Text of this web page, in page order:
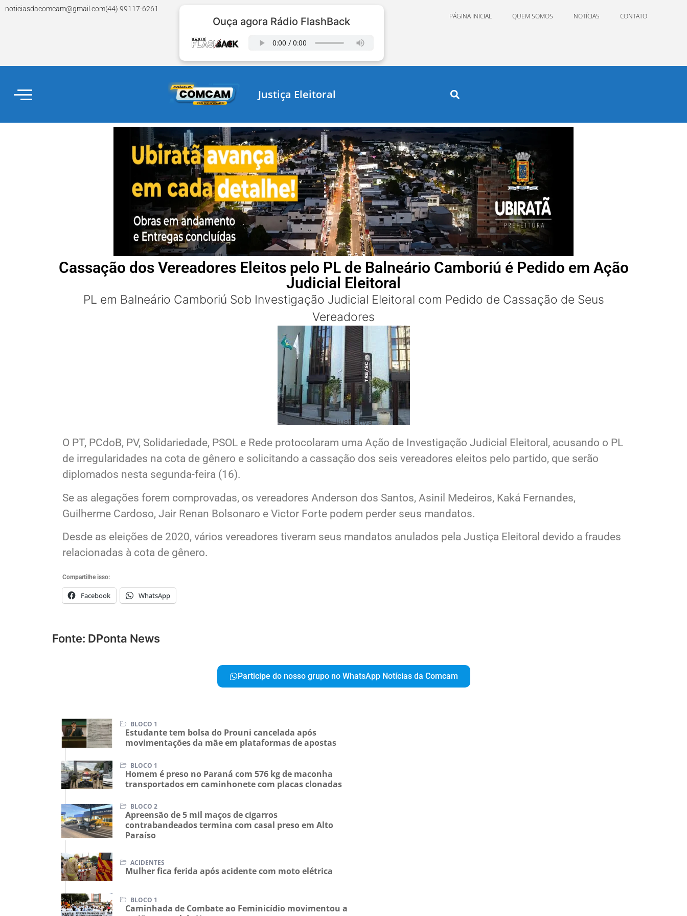
noticiasdacomcam@gmail.com(44) 99117-6261
Ouça agora Rádio FlashBack PÁGINA INICIAL QUEM SOMOS NOTÍCIAS CONTATO
Justiça Eleitoral
Cassação dos Vereadores Eleitos pelo PL de Balneário Camboriú é Pedido em Ação
Judicial Eleitoral
PL em Balneário Camboriú Sob Investigação Judicial Eleitoral com Pedido de Cassação de Seus
Vereadores
Foto: Ilustrativa
O PT, PCdoB, PV, Solidariedade, PSOL e Rede protocolaram uma Ação de Investigação Judicial Eleitoral, acusando o PL
de irregularidades na cota de gênero e solicitando a cassação dos seis vereadores eleitos pelo partido, que serão
diplomados nesta segunda-feira (16).
Se as alegações forem comprovadas, os vereadores Anderson dos Santos, Asinil Medeiros, Kaká Fernandes,
Guilherme Cardoso, Jair Renan Bolsonaro e Victor Forte podem perder seus mandatos.
Desde as eleições de 2020, vários vereadores tiveram seus mandatos anulados pela Justiça Eleitoral devido a fraudes
relacionadas à cota de gênero.
Compartilhe isso:
Facebook WhatsApp
Fonte: DPonta News
Participe do nosso grupo no WhatsApp Notícias da Comcam
BLOCO 1
Estudante tem bolsa do Prouni cancelada após
movimentações da mãe em plataformas de apostas
BLOCO 1
Homem é preso no Paraná com 576 kg de maconha
transportados em caminhonete com placas clonadas
BLOCO 2
Apreensão de 5 mil maços de cigarros
contrabandeados termina com casal preso em Alto
Paraíso
ACIDENTES
Mulher fica ferida após acidente com moto elétrica
BLOCO 1
Caminhada de Combate ao Feminicídio movimentou a